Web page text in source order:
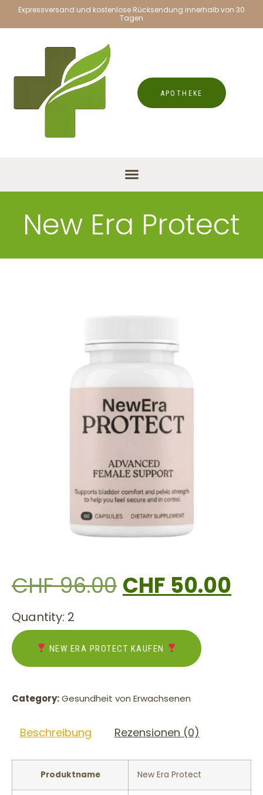
Expressversand und kostenlose Rücksendung innerhalb von 30
Tagen
APOTHEKE
New Era Protect
CHF96.00CHF50.00
Quantity: 2
NEW ERA PROTECT KAUFEN
Category:Gesundheit von Erwachsenen
Beschreibung Rezensionen (0)
Produktname New Era Protect